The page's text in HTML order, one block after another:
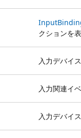
クションを表
入力デバイ
入力関連イ
入力デバイ